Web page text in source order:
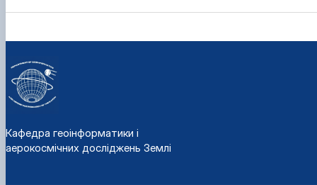
Кафедра геоінформатики і
аерокосмічних досліджень Землі